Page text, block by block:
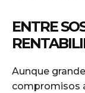
ENTRE
Aunque
compromisos